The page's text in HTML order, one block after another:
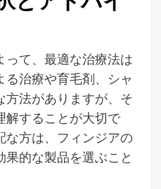
って、最適な治療法は
治療や育毛剤、シャ
方法がありますが、そ
解することが大切で
な方は、フィンジアの
的な製品を選ぶこと